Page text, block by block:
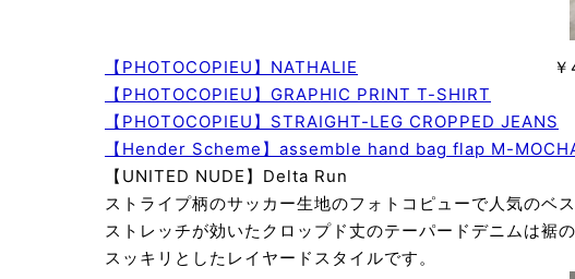
【PHOTOCOPIEU】NATHALIE
￥
【PHOTOCOPIEU】GRAPHIC PRINT T-SHIRT
￥
【PHOTOCOPIEU】STRAIGHT-LEG CROPPED JEANS
【Hender Scheme】assemble hand bag flap M-
【UNITED NUDE】Delta
ストライプ柄のサッカー生地のフォトコピューで人気のベス
ストレッチが効いたクロップド丈のテーパードデニムは裾
スッキリとしたレイヤードスタイルです。